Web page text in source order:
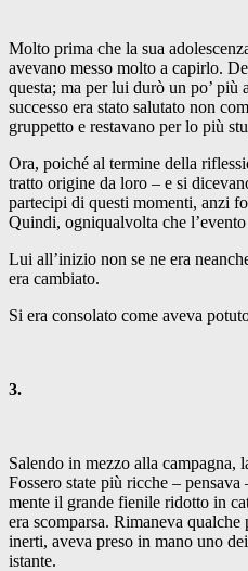
Molto prima che la sua
avevano messo molto a capirlo.
questa; ma per lui durò un po’
successo era stato salutato non
gruppetto e restavano per lo più
Ora, poiché al termine della
tratto origine da loro – e si
partecipi di questi momenti, anzi
Quindi, ogniqualvolta che
Lui all’inizio non se ne era
era cambiato.
Si era consolato come aveva
3.
Salendo in mezzo alla
Fossero state più ricche –
mente il grande fienile ridotto in
era scomparsa. Rimaneva
inerti, aveva preso in mano uno
istante.